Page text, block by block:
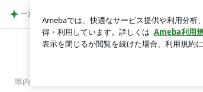
でいる | 岡山市中区・心と身体の植物セラピ
一次治療が終了し考えた次の治療
岡山市中区・心
県内外を問わず、OLさん、主婦の方からサロンオー